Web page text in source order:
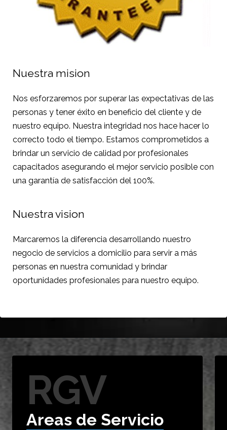
Nuestra mision
Nos esforzaremos por superar las expectativas de las
personas y tener éxito en beneficio del cliente y de
nuestro equipo. Nuestra integridad nos hace hacer lo
correcto todo el tiempo. Estamos comprometidos a
brindar un servicio de calidad por profesionales
capacitados asegurando el mejor servicio posible con
una garantía de satisfacción del 100%.
Nuestra vision
Marcaremos la diferencia desarrollando nuestro
negocio de servicios a domicilio para servir a más
personas en nuestra comunidad y brindar
oportunidades profesionales para nuestro equipo.
RGV
Areas de Servicio